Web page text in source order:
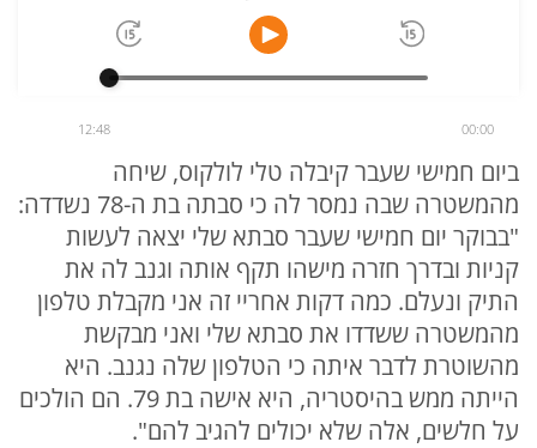
00:00
12:48
ביום חמישי שעבר קיבלה טלי לולקוס, שיחה
מהמשטרה שבה נמסר לה כי סבתה בת ה-78 נשדדה:
"בבוקר יום חמישי שעבר סבתא שלי יצאה לעשות
קניות ובדרך חזרה מישהו תקף אותה וגנב לה את
התיק ונעלם. כמה דקות אחריי זה אני מקבלת טלפון
מהמשטרה ששדדו את סבתא שלי ואני מבקשת
מהשוטרת לדבר איתה כי הטלפון שלה נגנב. היא
הייתה ממש בהיסטריה, היא אישה בת 79. הם הולכים
על חלשים, אלה שלא יכולים להגיב להם".